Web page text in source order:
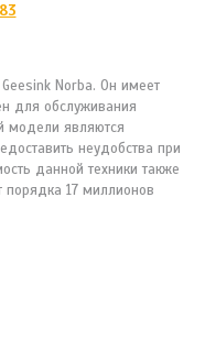
Norba. Он имеет
для обслуживания
модели являются
неудобства при
данной техники также
порядка 17 миллионов